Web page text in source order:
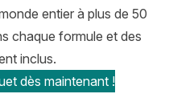
entier à plus de 50
chaque formule et des
inclus.
dès maintenant !